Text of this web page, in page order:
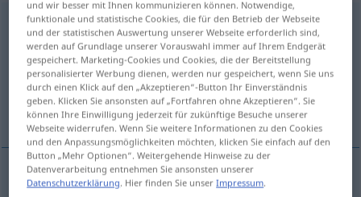
mannigfach,mannigfaltig
Übersicht aller Übersetzungen
(Für mehr Details die Übersetzung anklicken/antippen)
rozmanitý
rozmanitý mannigfach
und wir besser mit Ihnen kommunizieren können. Notwendige,
funktionale und statistische Cookies, die für den Betrieb der Webseite
und der statistischen Auswertung unserer Webseite erforderlich sind,
werden auf Grundlage unserer Vorauswahl immer auf Ihrem Endgerät
gespeichert. Marketing-Cookies und Cookies, die der Bereitstellung
personalisierter Werbung dienen, werden nur gespeichert, wenn Sie uns
durch einen Klick auf den „Akzeptieren“-Button Ihr Einverständnis
geben. Klicken Sie ansonsten auf „Fortfahren ohne Akzeptieren“. Sie
können Ihre Einwilligung jederzeit für zukünftige Besuche unserer
Webseite widerrufen. Wenn Sie weitere Informationen zu den Cookies
und den Anpassungsmöglichkeiten möchten, klicken Sie einfach auf den
Button „Mehr Optionen“. Weitergehende Hinweise zu der
Datenverarbeitung entnehmen Sie ansonsten unserer
Datenschutzerklärung. Hier finden Sie unserImpressum.